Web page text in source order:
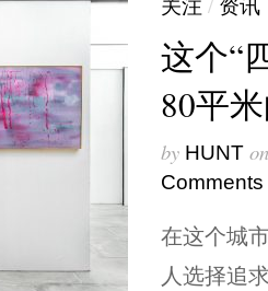
这个“
80平
by HUNT
Comments
在这个城
人选择追